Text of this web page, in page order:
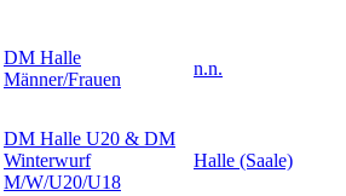
DM Halle
Männer/Frauen
n.n.
DM Halle U20 & DM
Winterwurf
M/W/U20/U18
Halle (Saale)